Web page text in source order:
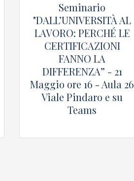
Seminario
"DALL’UNIVERSITÀ AL
LAVORO: PERCHÉ LE
CERTIFICAZIONI
FANNO LA
DIFFERENZA” - 21
Maggio ore 16 - Aula 26
Viale Pindaro e su
Teams